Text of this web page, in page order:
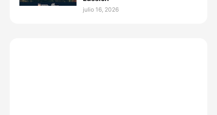
julio 16, 2026